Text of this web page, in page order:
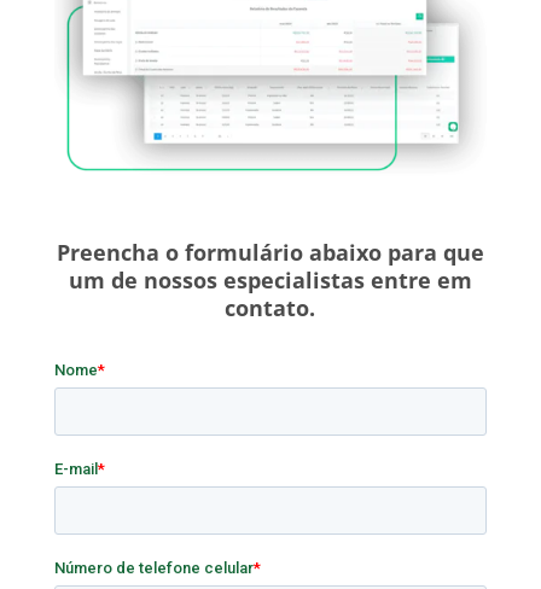
Preencha o formulário abaixo para que
um de nossos especialistas entre em
contato.